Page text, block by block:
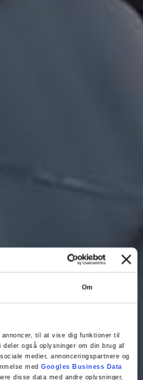
Om
til at vise dig funktioner til
også oplysninger om din brug af
medier, annonceringspartnere og
medGoogles Business Data
disse data med andre oplysninger,